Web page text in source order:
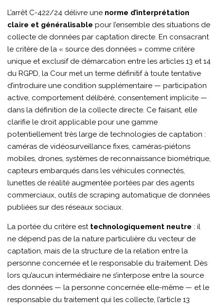
PORTEE
DE
L'AFFAIRE
L’arrêt C-422/24 délivre une norme d’interprétation
claire et généralisable pour l’ensemble des situations de
collecte de données par captation directe. En consacrant
le critère de la « source des données » comme critère
unique et exclusif de démarcation entre les articles 13 et 14
du RGPD, la Cour met un terme définitif à toute tentative
d’introduire une condition supplémentaire — participation
active, comportement délibéré, consentement implicite —
dans la définition de la collecte directe. Ce faisant, elle
clarifie le droit applicable pour une gamme
potentiellement très large de technologies de captation :
caméras de vidéosurveillance fixes, caméras-piétons
mobiles, drones, systèmes de reconnaissance biométrique,
capteurs embarqués dans les véhicules connectés,
lunettes de réalité augmentée portées par des agents
commerciaux, outils de scraping automatique de données
publiées sur des réseaux sociaux.
La portée du critère est technologiquement neutre : il
ne dépend pas de la nature particulière du vecteur de
captation, mais de la structure de la relation entre la
personne concernée et le responsable du traitement. Dès
lors qu’aucun intermédiaire ne s’interpose entre la source
des données — la personne concernée elle-même — et le
responsable du traitement qui les collecte, l’article 13